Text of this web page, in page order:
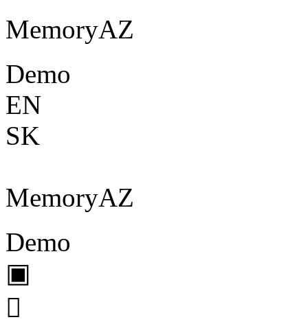
MemoryAZ
Demo
EN
SK
MemoryAZ
Demo
▣
